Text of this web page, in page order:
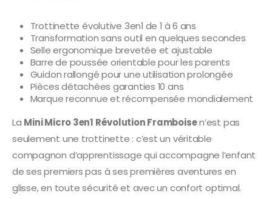
Trottinette évolutive 3en1 de 1 à 6 ans
Transformation sans outil en quelques secondes
Selle ergonomique brevetée et ajustable
Barre de poussée orientable pour les parents
Guidon rallongé pour une utilisation prolongée
Pièces détachées garanties 10 ans
Marque reconnue et récompensée mondialement
La Mini Micro 3en1 Révolution Framboisen’est pas
seulement une trottinette : c’est un véritable
compagnon d’apprentissage qui accompagne l’enfant
de ses premiers pas à ses premières aventures en
glisse, en toute sécurité et avec un confort optimal.